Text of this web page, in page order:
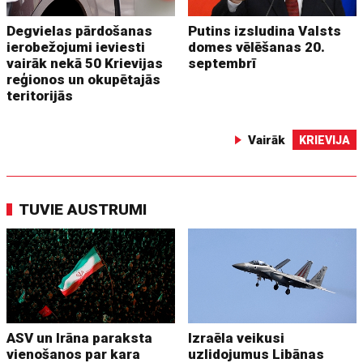
Degvielas pārdošanas
ierobežojumi ieviesti
vairāk nekā 50 Krievijas
reģionos un okupētajās
teritorijās
Putins izsludina Valsts
domes vēlēšanas 20.
septembrī
Vairāk KRIEVIJA
TUVIE AUSTRUMI
ASV un Irāna paraksta
vienošanos par kara
Izraēla veikusi
uzlidojumus Libānas